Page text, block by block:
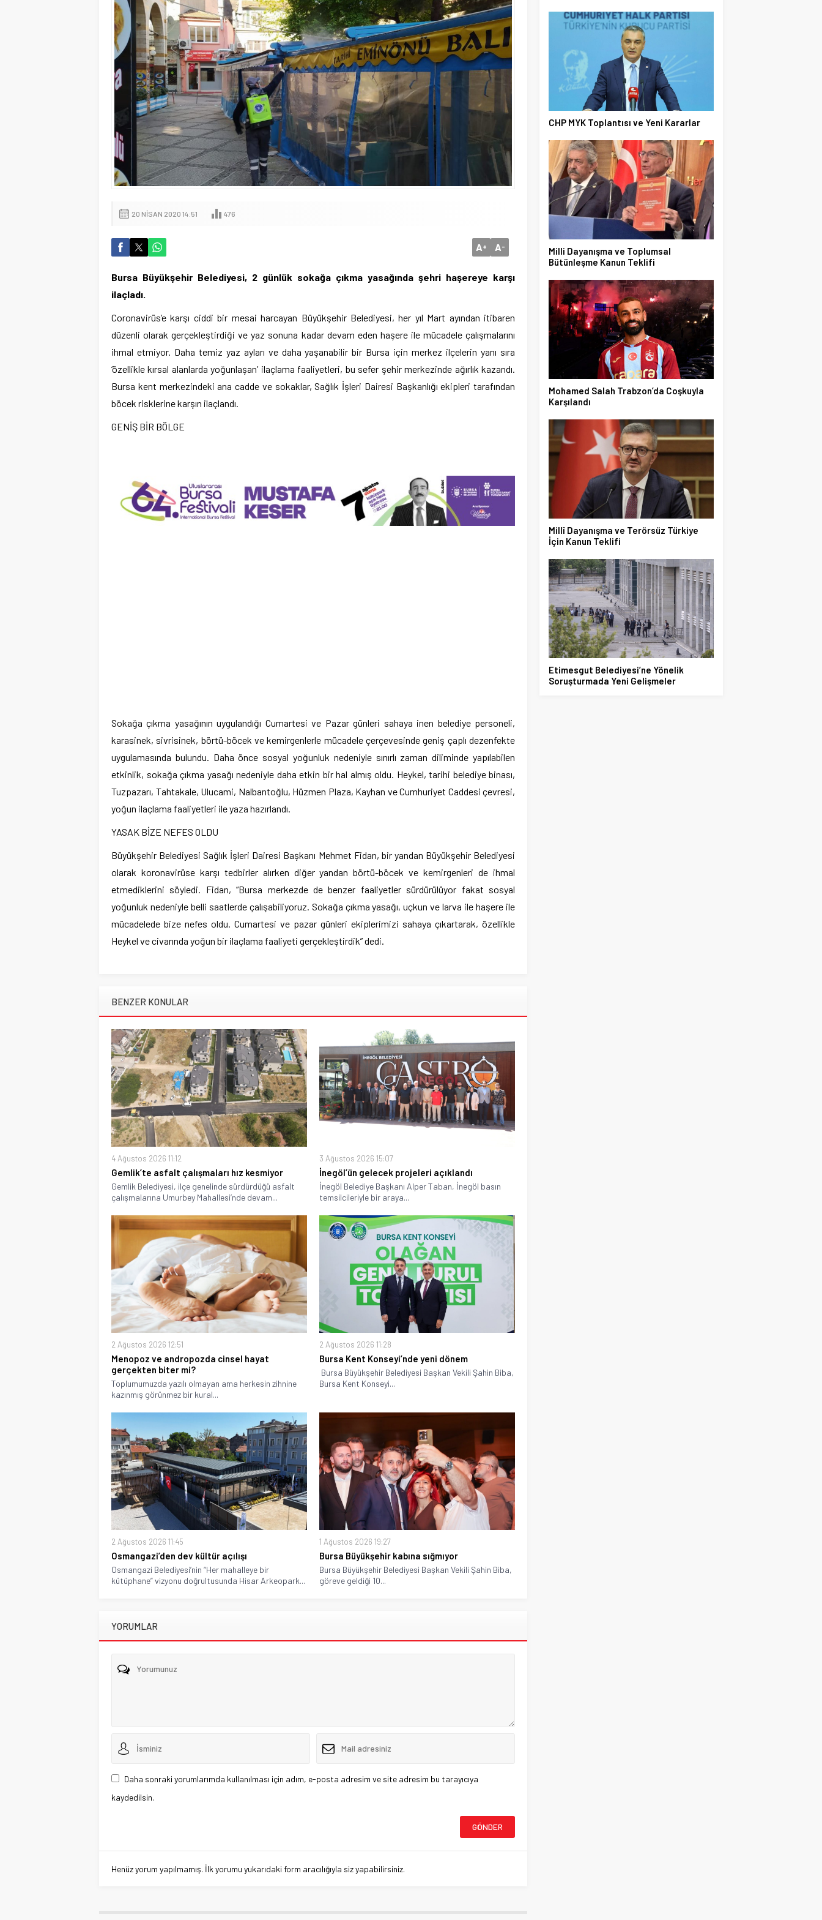
20 NISAN 2020 14:51 476
A+ A-
Bursa Büyükşehir Belediyesi, 2 günlük sokağa çıkma yasağında şehri haşereye karşı
ilaçladı.
Coronavirüs’e karşı ciddi bir mesai harcayan Büyükşehir Belediyesi, her yıl Mart ayından itibaren
düzenli olarak gerçekleştirdiği ve yaz sonuna kadar devam eden haşere ile mücadele çalışmalarını
ihmal etmiyor. Daha temiz yaz ayları ve daha yaşanabilir bir Bursa için merkez ilçelerin yanı sıra
‘özellikle kırsal alanlarda yoğunlaşan’ ilaçlama faaliyetleri, bu sefer şehir merkezinde ağırlık kazandı.
Bursa kent merkezindeki ana cadde ve sokaklar, Sağlık İşleri Dairesi Başkanlığı ekipleri tarafından
böcek risklerine karşın ilaçlandı.
GENİŞ BİR BÖLGE
Sokağa çıkma yasağının uygulandığı Cumartesi ve Pazar günleri sahaya inen belediye personeli,
karasinek, sivrisinek, börtü-böcek ve kemirgenlerle mücadele çerçevesinde geniş çaplı dezenfekte
uygulamasında bulundu. Daha önce sosyal yoğunluk nedeniyle sınırlı zaman diliminde yapılabilen
etkinlik, sokağa çıkma yasağı nedeniyle daha etkin bir hal almış oldu. Heykel, tarihi belediye binası,
Tuzpazarı, Tahtakale, Ulucami, Nalbantoğlu, Hüzmen Plaza, Kayhan ve Cumhuriyet Caddesi çevresi,
yoğun ilaçlama faaliyetleri ile yaza hazırlandı.
YASAK BİZE NEFES OLDU
Büyükşehir Belediyesi Sağlık İşleri Dairesi Başkanı Mehmet Fidan, bir yandan Büyükşehir Belediyesi
olarak koronavirüse karşı tedbirler alırken diğer yandan börtü-böcek ve kemirgenleri de ihmal
etmediklerini söyledi. Fidan, “Bursa merkezde de benzer faaliyetler sürdürülüyor fakat sosyal
yoğunluk nedeniyle belli saatlerde çalışabiliyoruz. Sokağa çıkma yasağı, uçkun ve larva ile haşere ile
mücadelede bize nefes oldu. Cumartesi ve pazar günleri ekiplerimizi sahaya çıkartarak, özellikle
Heykel ve civarında yoğun bir ilaçlama faaliyeti gerçekleştirdik” dedi.
BENZER KONULAR
4 Ağustos 2026 11:12
Gemlik’te asfalt çalışmaları hız kesmiyor
Gemlik Belediyesi, ilçe genelinde sürdürdüğü asfalt
çalışmalarına Umurbey Mahallesi’nde devam...
3 Ağustos 2026 15:07
İnegöl’ün gelecek projeleri açıklandı
İnegöl Belediye Başkanı Alper Taban, İnegöl basın
temsilcileriyle bir araya...
2 Ağustos 2026 12:51
Menopoz ve andropozda cinsel hayat
gerçekten biter mi?
Toplumumuzda yazılı olmayan ama herkesin zihnine
kazınmış görünmez bir kural...
2 Ağustos 2026 11:28
Bursa Kent Konseyi’nde yeni dönem
Bursa Büyükşehir Belediyesi Başkan Vekili Şahin Biba,
Bursa Kent Konseyi...
2 Ağustos 2026 11:45
Osmangazi’den dev kültür açılışı
Osmangazi Belediyesi’nin “Her mahalleye bir
kütüphane” vizyonu doğrultusunda Hisar Arkeopark...
1 Ağustos 2026 19:27
Bursa Büyükşehir kabına sığmıyor
Bursa Büyükşehir Belediyesi Başkan Vekili Şahin Biba,
göreve geldiği 10...
YORUMLAR
Daha sonraki yorumlarımda kullanılması için adım, e-posta adresim ve site adresim bu tarayıcıya
kaydedilsin.
Henüz yorum yapılmamış. İlk yorumu yukarıdaki form aracılığıyla siz yapabilirsiniz.
CHP MYK Toplantısı ve Yeni Kararlar
Milli Dayanışma ve Toplumsal
Bütünleşme Kanun Teklifi
Mohamed Salah Trabzon’da Coşkuyla
Karşılandı
Millî Dayanışma ve Terörsüz Türkiye
İçin Kanun Teklifi
Etimesgut Belediyesi’ne Yönelik
Soruşturmada Yeni Gelişmeler